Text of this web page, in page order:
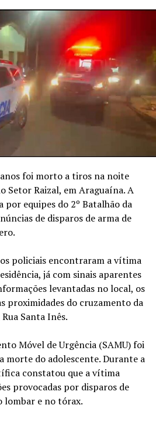
foi morto a tiros na noite
Setor Raizal, em Araguaína. A
equipes do 2º Batalhão da
de disparos de arma de
policiais encontraram a vítima
já com sinais aparentes
levantadas no local, os
proximidades do cruzamento da
Santa Inês.
Móvel de Urgência (SAMU) foi
morte do adolescente. Durante a
constatou que a vítima
provocadas por disparos de
lombar e no tórax.